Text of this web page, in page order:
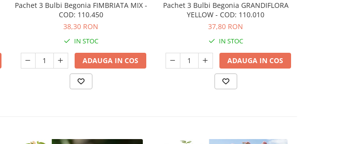
Pachet 3 Bulbi Begonia FIMBRIATA MIX -
COD: 110.450
38,30 RON
IN STOC
ADAUGA IN COS
Pachet 3 Bulbi Begonia GRANDIFLORA
YELLOW - COD: 110.010
37,80 RON
IN STOC
ADAUGA IN COS